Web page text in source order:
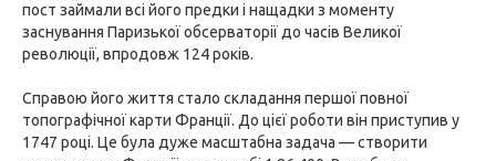
пост займали всі його предки і нащадки з моменту
заснування Паризької обсерваторії до часів Великої
революції, впродовж 124 років.
Справою його життя стало складання першої повної
топографічної карти Франції. До цієї роботи він приступив у
1747 році. Це була дуже масштабна задача — створити